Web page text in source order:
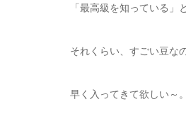
「最高級を知っている」
それくらい、すごい豆な
早く入ってきて欲しい～。